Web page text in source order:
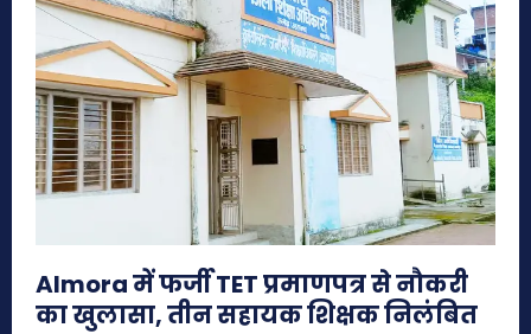
Almora में फर्जी TET प्रमाणपत्र से नौकरी
का खुलासा, तीन सहायक शिक्षक निलंबित